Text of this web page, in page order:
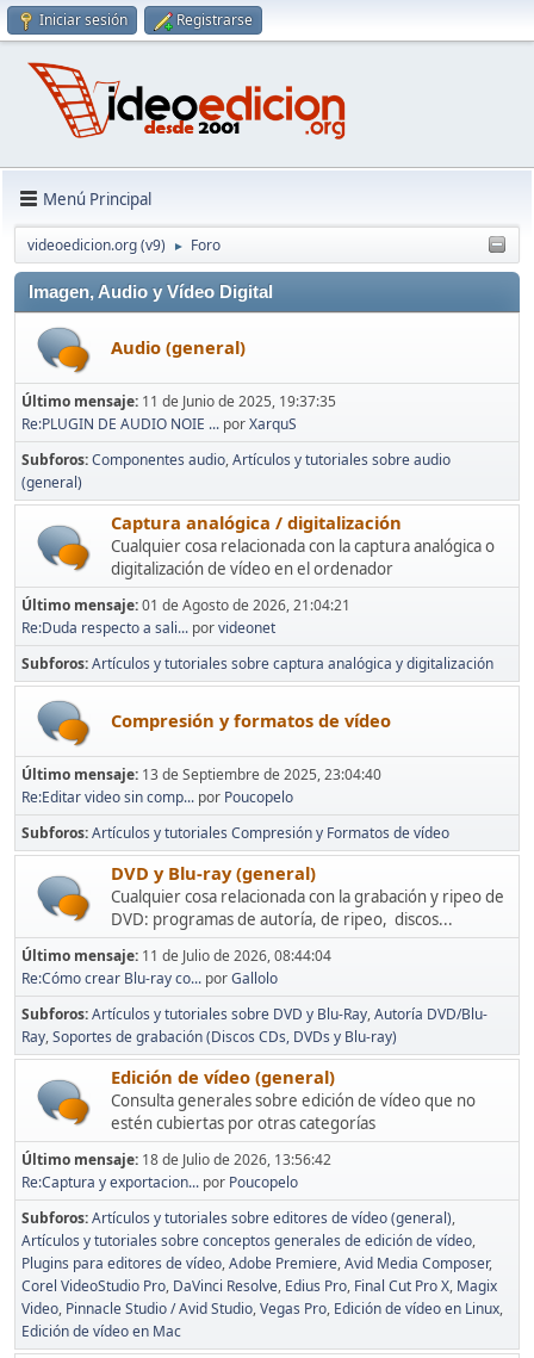
Iniciar sesión Registrarse
Menú Principal
videoedicion.org (v9) ► Foro
Imagen, Audio y Vídeo Digital
Audio (general)
Último mensaje: 11 de Junio de 2025, 19:37:35
Re:PLUGIN DE AUDIO NOIE ... porXarquS
Subforos Componentes audio Artículos y tutoriales sobre audio
(general)
Captura analógica / digitalización
Cualquier cosa relacionada con la captura analógica o
digitalización de vídeo en el ordenador
Último mensaje:01 de Agosto de 2026, 21:04:21
Re:Duda respecto a sali... porvideonet
Subforos Artículos y tutoriales sobre captura analógica y digitalización
Compresión y formatos de vídeo
Último mensaje: 13 de Septiembre de 2025, 23:04:40
Re:Editar video sin comp... por Poucopelo
Subforos Artículos y tutoriales Compresión y Formatos de vídeo
DVD y Blu-ray (general)
Cualquier cosa relacionada con la grabación y ripeo de
DVD: programas de autoría, de ripeo, discos...
Último mensaje: 11 de Julio de 2026, 08:44:04
Re:Cómo crear Blu-ray co... porGallolo
Subforos Artículos y tutoriales sobre DVD y Blu-Ray Autoría DVD/Blu-
Ray Soportes de grabación (Discos CDs, DVDs y Blu-ray)
Edición de vídeo (general)
Consulta generales sobre edición de vídeo que no
estén cubiertas por otras categorías
Último mensaje: 18 de Julio de 2026, 13:56:42
Re:Captura y exportacion... por Poucopelo
Subforos Artículos y tutoriales sobre editores de vídeo (general)
Artículos y tutoriales sobre conceptos generales de edición de vídeo
Plugins para editores de vídeo Adobe Premiere Avid Media Composer
Corel VideoStudio Pro DaVinci Resolve Edius Pro Final Cut Pro X Magix
Video Pinnacle Studio / Avid Studio Vegas Pro Edición de vídeo en Linux
Edición de vídeo en Mac